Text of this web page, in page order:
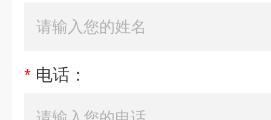
* 电话：